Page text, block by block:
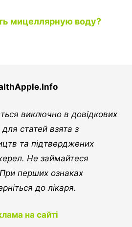
мицеллярную воду?
виключно в довідкових
статей взята з
та підтверджених
Не займайтеся
перших ознаках
до лікаря.
на сайті